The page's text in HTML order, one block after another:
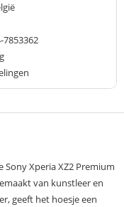
Sony Xperia XZ2 Premium
van kunstleer en
geeft het hoesje een